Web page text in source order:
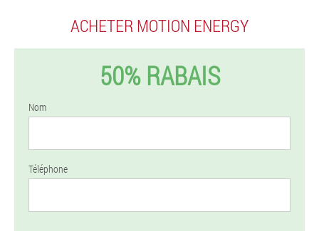
ACHETER MOTION ENERGY
50% RABAIS
Nom
Téléphone